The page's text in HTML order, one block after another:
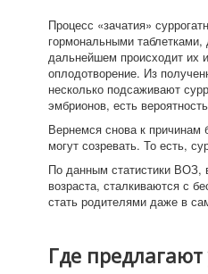
Процесс «зачатия»
гормональными
дальнейшем происходит их
оплодотворение. Из
несколько подсаживают
эмбрионов, есть
Вернемся снова к причинам
могут созревать. То есть,
По данным статистики ВОЗ,
возраста, сталкиваются с
стать родителями даже в
Где